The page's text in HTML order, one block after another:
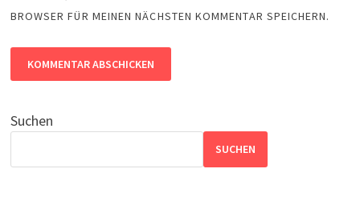
BROWSER FÜR MEINEN NÄCHSTEN KOMMENTAR SPEICHERN.
Suchen
SUCHEN